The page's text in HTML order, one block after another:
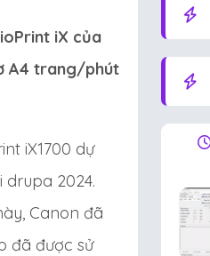
iX của
A4 trang/phút
iX1700 dự
2024.
Canon đã
đã được sử